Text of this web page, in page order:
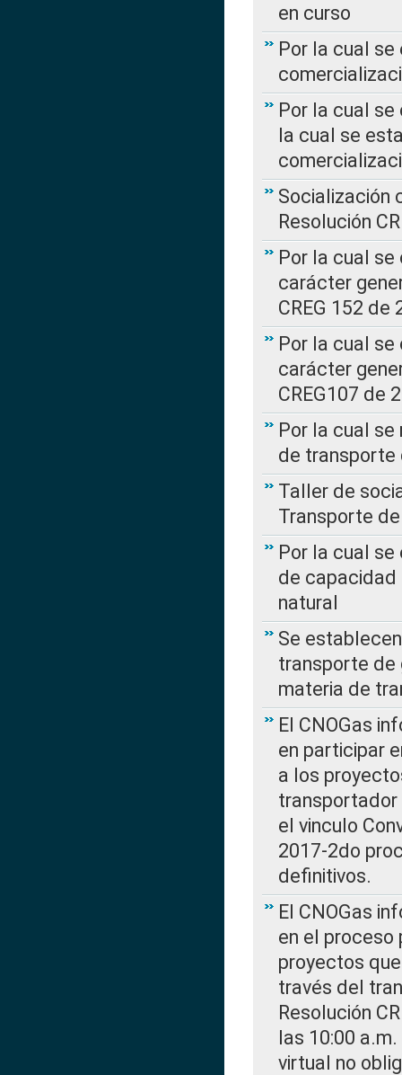
en curso
Por la cual
Por la cual se
la cual se
Socialización
Resolución
Por la cual
carácter
CREG 152 de
Por la cual
carácter
CREG107 de
Por la cual
de transporte
Taller de
Transporte
Por la cual
de capacidad
natural
Se
transporte de
materia de
El CNOGas
en participar
a los
transportador
el vinculo
2017-2do
definitivos.
El CNOGas
en el proceso
proyectos
través del
Resolución
las 10:00
virtual no